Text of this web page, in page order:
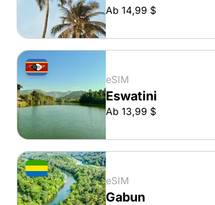
Ab 14,99 $
eSIM
Eswatini
Ab 13,99 $
eSIM
Gabun